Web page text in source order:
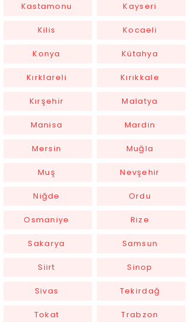
Kastamonu
Kilis
Konya
Kırklareli
Kırşehir
Manisa
Mersin
Muş
Niğde
Osmaniye
Sakarya
Siirt
Sivas
Tokat
Kayseri
Kocaeli
Kütahya
Kırıkkale
Malatya
Mardin
Muğla
Nevşehir
Ordu
Rize
Samsun
Sinop
Tekirdağ
Trabzon